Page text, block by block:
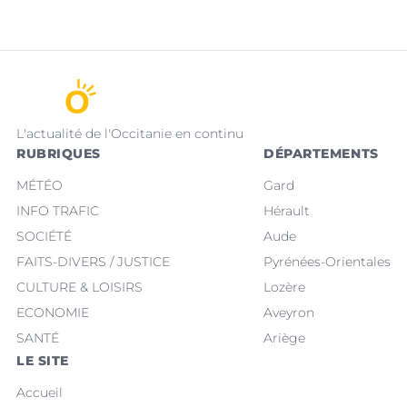
L'actualité de l'Occitanie en continu
RUBRIQUES
MÉTÉO
INFO TRAFIC
SOCIÉTÉ
FAITS-DIVERS / JUSTICE
CULTURE & LOISIRS
ECONOMIE
SANTÉ
DÉPARTEMENTS
Gard
Hérault
Aude
Pyrénées-Orientales
Lozère
Aveyron
Ariège
LE SITE
Accueil